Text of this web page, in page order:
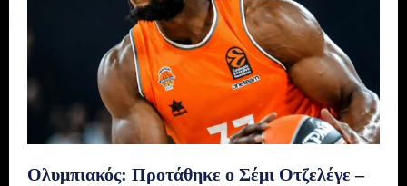
Ολυμπιακός: Προτάθηκε ο Σέμι Οτζελέγε –